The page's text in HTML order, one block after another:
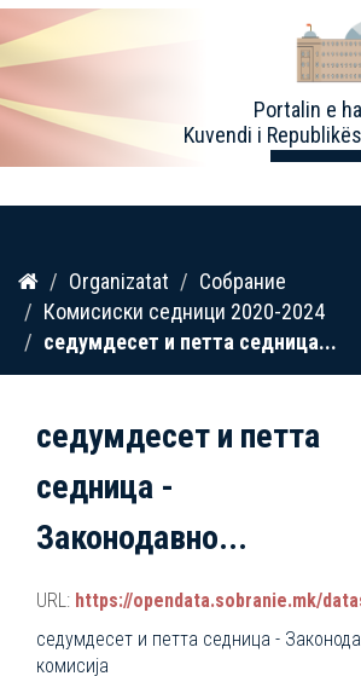
Kalo
përmbajtja
Portalin e
Kuvendi i
Organizatat
Собрание
Комисиски седници 2020-2024
седумдесет и петта седница...
седумдесет и петта
седница -
Законодавно...
URL: https://opendata.sobranie.mk/dataset/6d8701ea-3a42-465d-8f88-639bc6dc1a8e/resource/b982679b-60c0-
седумдесет и петта седница -
комисија